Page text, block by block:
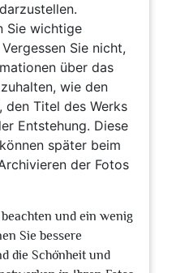
Sie wichtige
Sie nicht,
über das
wie den
den Titel des Werks
Entstehung. Diese
später beim
der Fotos
und ein wenig
Sie bessere
die Schönheit und